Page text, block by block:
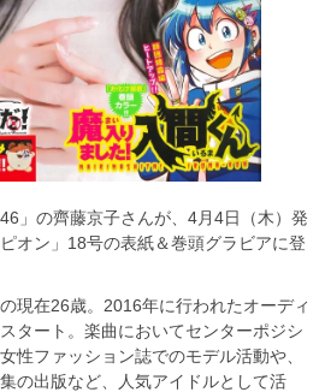
」の齊藤京子さんが、4月4日（木）発
オン」18号の表紙＆巻頭グラビアに登
現在26歳。2016年に行われたオーディ
タート。楽曲においてセンターポジシ
性ファッション誌でのモデル活動や、
の出版など、人気アイドルとして活